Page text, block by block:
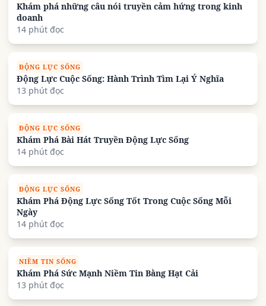
Khám phá những câu nói truyền cảm hứng trong kinh
doanh
14 phút đọc
ĐỘNG LỰC SỐNG
Động Lực Cuộc Sống: Hành Trình Tìm Lại Ý Nghĩa
13 phút đọc
ĐỘNG LỰC SỐNG
Khám Phá Bài Hát Truyền Động Lực Sống
14 phút đọc
ĐỘNG LỰC SỐNG
Khám Phá Động Lực Sống Tốt Trong Cuộc Sống Mỗi
Ngày
14 phút đọc
NIỀM TIN SỐNG
Khám Phá Sức Mạnh Niềm Tin Bằng Hạt Cải
13 phút đọc